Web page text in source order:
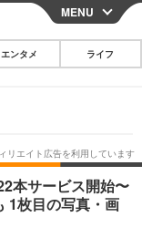
CLOSE
ェット・ツール
その他
映画・ドラマ
MENU
エンタメ ライフ
本サービス開始〜
1枚目の写真・画